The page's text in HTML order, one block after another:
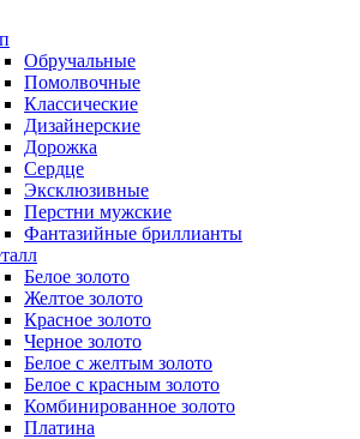
Обручальные
Помолвочные
Классические
Дизайнерские
Дорожка
Сердце
Эксклюзивные
Перстни мужские
Фантазийные бриллианты
Белое золото
Желтое золото
Красное золото
Черное золото
Белое с желтым золото
Белое с красным золото
Комбинированное золото
Платина